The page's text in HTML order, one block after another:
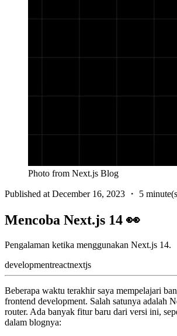
Photo from Next.js Blog
Published at December 16, 2023 ・ 5
Mencoba Next.js 14 👀
Pengalaman ketika menggunakan Next.js 14.
developmentreactnextjs
Beberapa waktu terakhir saya mempelajari
frontend development. Salah satunya adalah
router. Ada banyak fitur baru dari versi ini,
dalam blognya: